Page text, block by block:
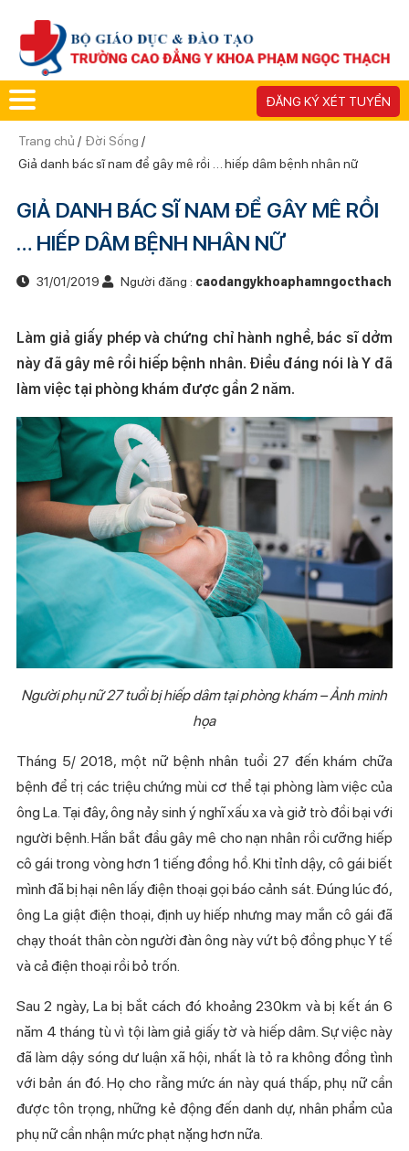
ĐĂNG KÝ XÉT TUYỂN
Trang chủ / Đời Sống /
Giả danh bác sĩ nam để gây mê rồi … hiếp dâm bệnh nhân nữ
GIẢ DANH BÁC SĨ NAM ĐỂ GÂY MÊ RỒI
… HIẾP DÂM BỆNH NHÂN NỮ
31/01/2019 Người đăng : caodangykhoaphamngocthach
Làm giả giấy phép và chứng chỉ hành nghề, bác sĩ dởm
này đã gây mê rồi hiếp bệnh nhân. Điều đáng nói là Y đã
làm việc tại phòng khám được gần 2 năm.
Người phụ nữ 27 tuổi bị hiếp dâm tại phòng khám – Ảnh minh
họa
Tháng 5/ 2018, một nữ bệnh nhân tuổi 27 đến khám chữa
bệnh để trị các triệu chứng mùi cơ thể tại phòng làm việc của
ông La. Tại đây, ông nảy sinh ý nghĩ xấu xa và giở trò đồi bại với
người bệnh. Hắn bắt đầu gây mê cho nạn nhân rồi cưỡng hiếp
cô gái trong vòng hơn 1 tiếng đồng hồ. Khi tỉnh dậy, cô gái biết
mình đã bị hại nên lấy điện thoại gọi báo cảnh sát. Đúng lúc đó,
ông La giật điện thoại, định uy hiếp nhưng may mắn cô gái đã
chạy thoát thân còn người đàn ông này vứt bộ đồng phục Y tế
và cả điện thoại rồi bỏ trốn.
Sau 2 ngày, La bị bắt cách đó khoảng 230km và bị kết án 6
năm 4 tháng tù vì tội làm giả giấy tờ và hiếp dâm. Sự việc này
đã làm dậy sóng dư luận xã hội, nhất là tỏ ra không đồng tình
với bản án đó. Họ cho rằng mức án này quá thấp, phụ nữ cần
được tôn trọng, những kẻ động đến danh dự, nhân phẩm của
phụ nữ cần nhận mức phạt nặng hơn nữa.